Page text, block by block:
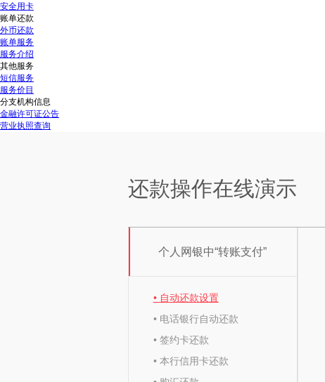
安全用卡
账单还款
外币还款
账单服务
服务介绍
其他服务
短信服务
服务价目
分支机构信息
金融许可证公告
营业执照查询
还款操作在线演示
个人网银中“转账支付”
• 自动还款设置
• 电话银行自动还款
• 签约卡还款
• 本行信用卡还款